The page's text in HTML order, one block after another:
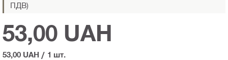
ПДВ)
53,00 UAH
53,00 UAH / 1 шт.